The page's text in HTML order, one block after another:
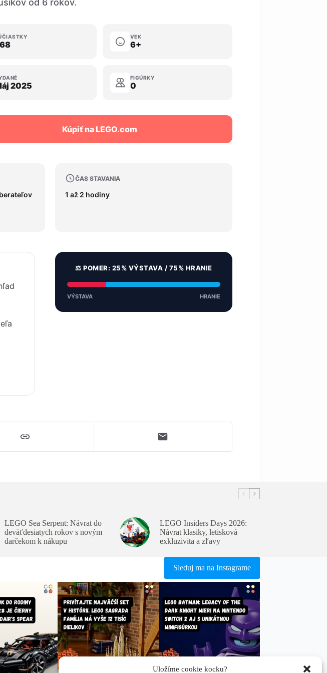
Uložíme cookie kocku?
od 6 rokov.
VEK
6+
2025
FIGÚRKY
0
Kúpiť na LEGO.com
ČAS STAVANIA
1 až 2 hodiny
⚖️ POMER: 25% VÝSTAVA / 75% HRANIE
VÝSTAVA HRANIE
LEGO Sea Serpent: Návrat do
deväťdesiatych rokov s novým
darčekom k nákupu
LEGO Insiders Days 2026:
Návrat klasiky, letisková
exkluzivita a zľavy
Sleduj ma na Instagrame